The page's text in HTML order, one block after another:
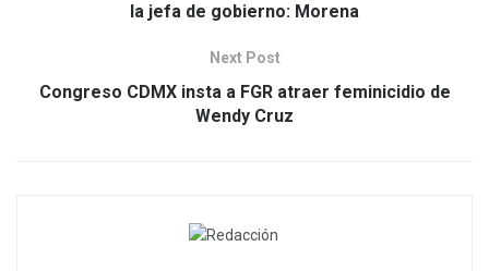
la jefa de gobierno: Morena
Next Post
Congreso CDMX insta a FGR atraer feminicidio de
Wendy Cruz